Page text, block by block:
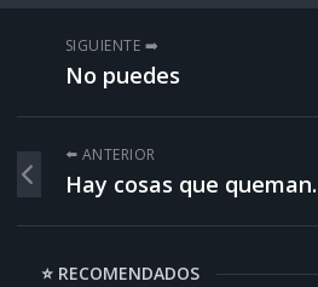
SIGUIENTE ➡️
No puedes
⬅️ ANTERIOR
Hay cosas que
⭐ RECOMENDADOS